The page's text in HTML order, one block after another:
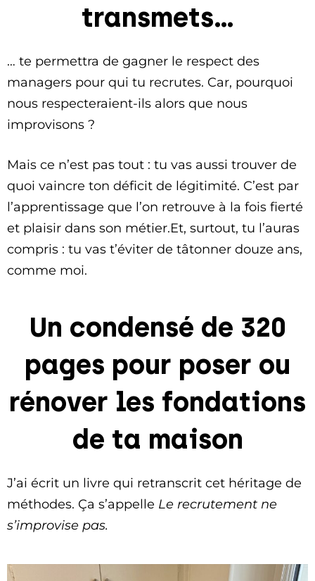
transmets…
… te permettra de gagner le respect des
managers pour qui tu recrutes. Car, pourquoi
nous respecteraient-ils alors que nous
improvisons ?
Mais ce n’est pas tout : tu vas aussi trouver de
quoi vaincre ton déficit de légitimité. C’est par
l’apprentissage que l’on retrouve à la fois fierté
et plaisir dans son métier.Et, surtout, tu l’auras
compris : tu vas t’éviter de tâtonner douze ans,
comme moi.
Un condensé de 320
pages pour poser ou
rénover les fondations
de ta maison
J’ai écrit un livre qui retranscrit cet héritage de
méthodes. Ça s’appelle Le recrutement ne
s’improvise pas.